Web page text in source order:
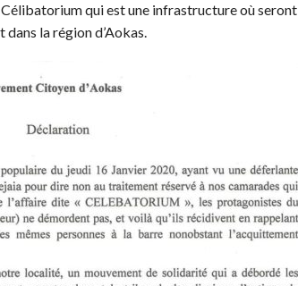
qui est une infrastructure où seront
la région d’Aokas.